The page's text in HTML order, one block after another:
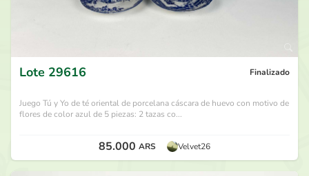
hace 29 días
hace 29 días
Lote 29616 Finalizado
Juego Tú y Yo de té oriental de porcelana cáscara de huevo con motivo de
flores de color azul de 5 piezas: 2 tazas co...
85.000 ARS Velvet26